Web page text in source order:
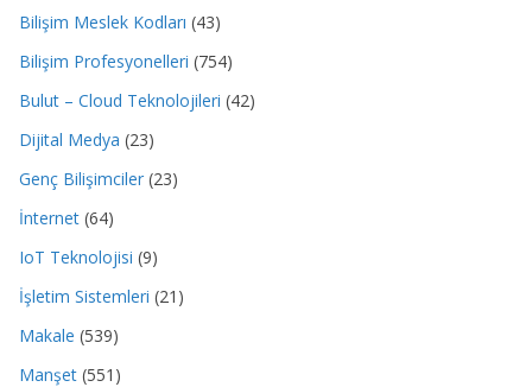
Bilişim Meslek Kodları (43)
Bilişim Profesyonelleri (754)
Bulut – Cloud Teknolojileri (42)
Dijital Medya (23)
Genç Bilişimciler (23)
İnternet (64)
IoT Teknolojisi (9)
İşletim Sistemleri (21)
Makale (539)
Manşet (551)